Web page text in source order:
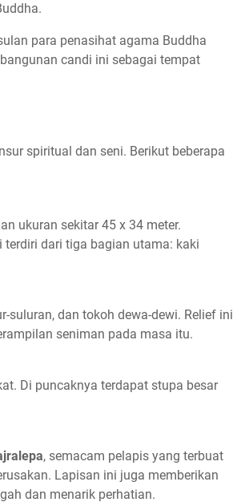
para penasihat agama Buddha
candi ini sebagai tempat
spiritual dan seni. Berikut beberapa
ukuran sekitar 45 x 34 meter.
dari tiga bagian utama: kaki
suluran, dan tokoh dewa-dewi. Relief ini
seniman pada masa itu.
Di puncaknya terdapat stupa besar
, semacam pelapis yang terbuat
Lapisan ini juga memberikan
dan menarik perhatian.